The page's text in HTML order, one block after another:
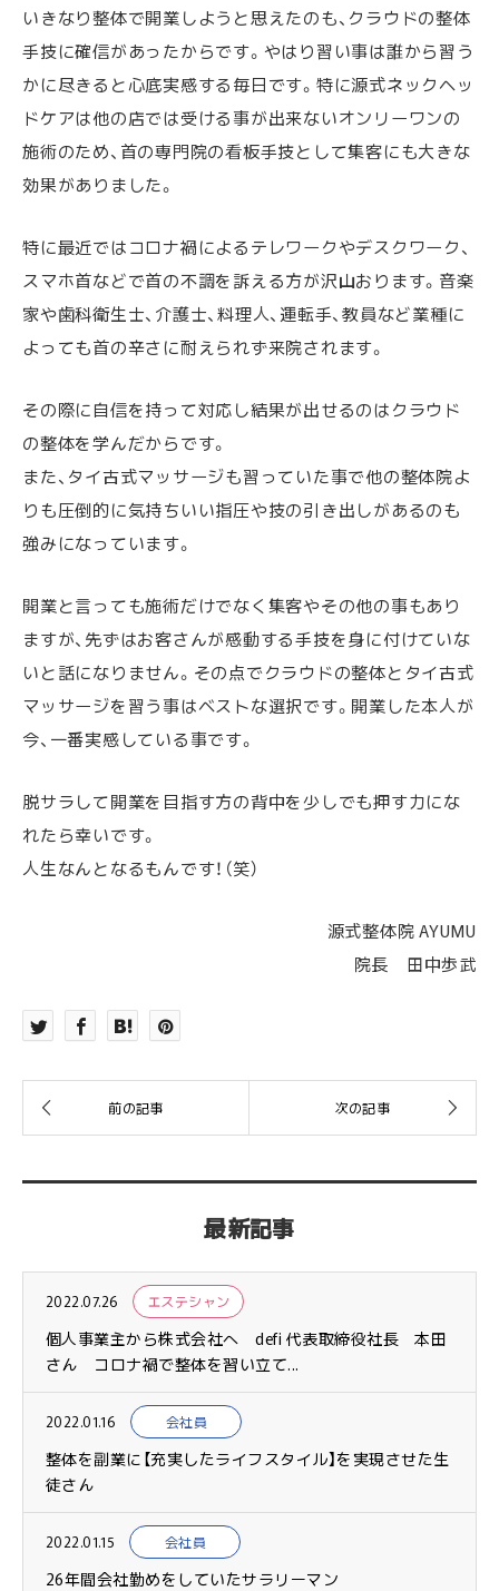
いきなり整体で開業しようと思えたのも、クラウドの整体
手技に確信があったからです。やはり習い事は誰から習う
かに尽きると心底実感する毎日です。特に源式ネックヘッ
ドケアは他の店では受ける事が出来ないオンリーワンの
施術のため、首の専門院の看板手技として集客にも大きな
効果がありました。
特に最近ではコロナ禍によるテレワークやデスクワーク、
スマホ首などで首の不調を訴える方が沢山おります。音楽
家や歯科衛生士、介護士、料理人、運転手、教員など業種に
よっても首の辛さに耐えられず来院されます。
その際に自信を持って対応し結果が出せるのはクラウド
の整体を学んだからです。
また、タイ古式マッサージも習っていた事で他の整体院よ
りも圧倒的に気持ちいい指圧や技の引き出しがあるのも
強みになっています。
開業と言っても施術だけでなく集客やその他の事もあり
ますが、先ずはお客さんが感動する手技を身に付けていな
いと話になりません。その点でクラウドの整体とタイ古式
マッサージを習う事はベストな選択です。開業した本人が
今、一番実感している事です。
脱サラして開業を目指す方の背中を少しでも押す力にな
れたら幸いです。
人生なんとなるもんです！（笑）
源式整体院 AYUMU
院長 田中歩武
最新記事
2022.07.26 エステシャン
個人事業主から株式会社へ defi 代表取締役社長 本田
さん コロナ禍で整体を習い立て...
2022.01.16 会社員
整体を副業に【充実したライフスタイル】を実現させた生
徒さん
2022.01.15 会社員
26年間会社勤めをしていたサラリーマン